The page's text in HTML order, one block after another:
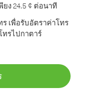
ง 24.5 ¢ ต่อนาที
เพื่อรับอัตราค่าโทร
รไปกาตาร์